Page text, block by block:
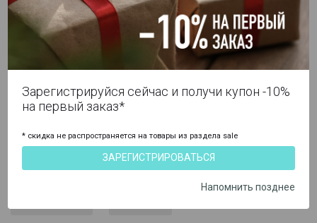
Восстанавливающее питание
Гели изотонические
Гели с электролитами
Батончики энергетические
Зарегистрируйся сейчас и получи купон -10%
на первый заказ*
* скидка не распространяется на товары из раздела sale
ЗАРЕГИСТРИРОВАТЬСЯ
Напомнить позднее